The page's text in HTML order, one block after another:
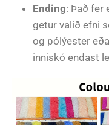
Ending: Það fer
getur valið efni
og pólýester
inniskó endast